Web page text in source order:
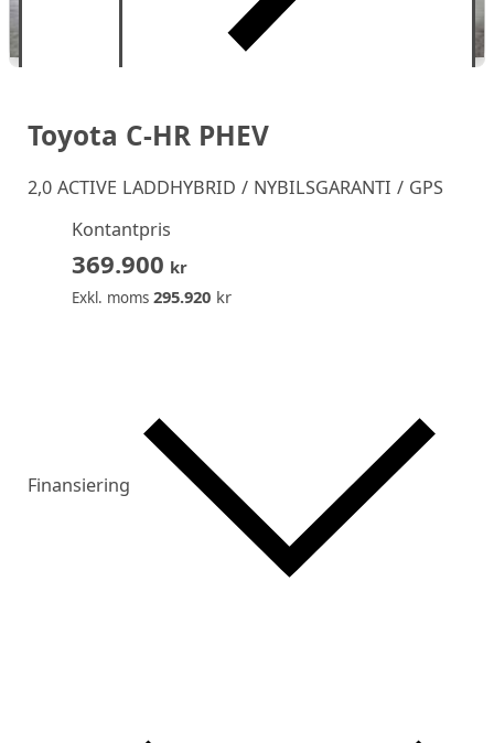
Toyota C-HR PHEV
2,0 ACTIVE LADDHYBRID / NYBILSGARANTI / GPS
Kontantpris
369.900 kr
Exkl. moms 295.920kr
Finansiering